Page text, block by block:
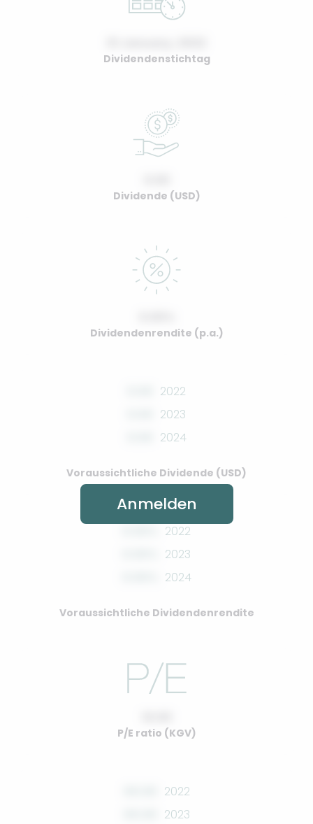
Dividendenstichtag
Dividende (USD)
Dividendenrendite (p.a.)
2022
2023
2024
Voraussichtliche Dividende (USD)
2022
2023
2024
Voraussichtliche Dividendenrendite
P/E ratio (KGV)
2022
2023
Anmelden